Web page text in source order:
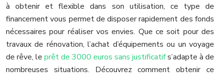
à obtenir et flexible dans son utilisation, ce type de
financement vous permet de disposer rapidement des fonds
nécessaires pour réaliser vos envies. Que ce soit pour des
travaux de rénovation, l’achat d’équipements ou un voyage
de rêve, le prêt de 3000 euros sans justificatifs’adapte à de
nombreuses situations. Découvrez comment obtenir ce